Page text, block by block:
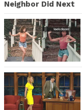
Neighbor Did Next